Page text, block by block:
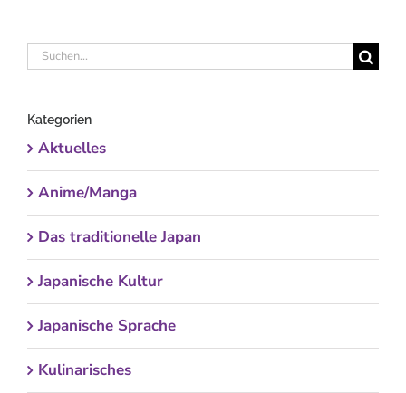
Suche
Kategorien
Aktuelles
Anime/Manga
Das traditionelle Japan
Japanische Kultur
Japanische Sprache
Kulinarisches